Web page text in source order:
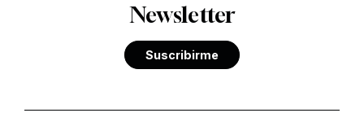
Newsletter
Suscribirme